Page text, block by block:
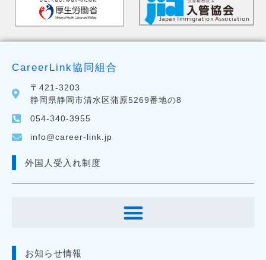
CareerLink協同組合
〒421-3203
静岡県静岡市清水区蒲原5269番地の8
054-340-3955
info@career-link.jp
外国人受入れ制度
お知らせ情報